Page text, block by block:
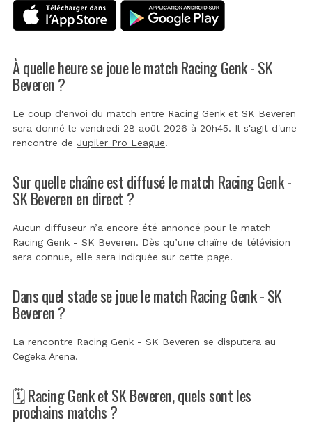
À quelle heure se joue le match Racing Genk - SK
Beveren ?
Le coup d'envoi du match entre Racing Genk et SK Beveren
sera donné le vendredi 28 août 2026 à 20h45. Il s'agit d'une
rencontre de Jupiler Pro League.
Sur quelle chaîne est diffusé le match Racing Genk -
SK Beveren en direct ?
Aucun diffuseur n’a encore été annoncé pour le match
Racing Genk - SK Beveren. Dès qu’une chaîne de télévision
sera connue, elle sera indiquée sur cette page.
Dans quel stade se joue le match Racing Genk - SK
Beveren ?
La rencontre Racing Genk - SK Beveren se disputera au
Cegeka Arena.
🗓️ Racing Genk et SK Beveren, quels sont les
prochains matchs ?